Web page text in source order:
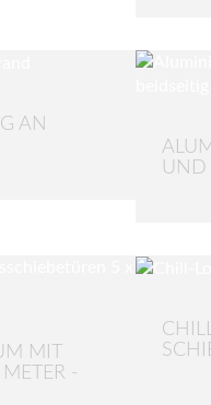
AN
UND
MIT
-